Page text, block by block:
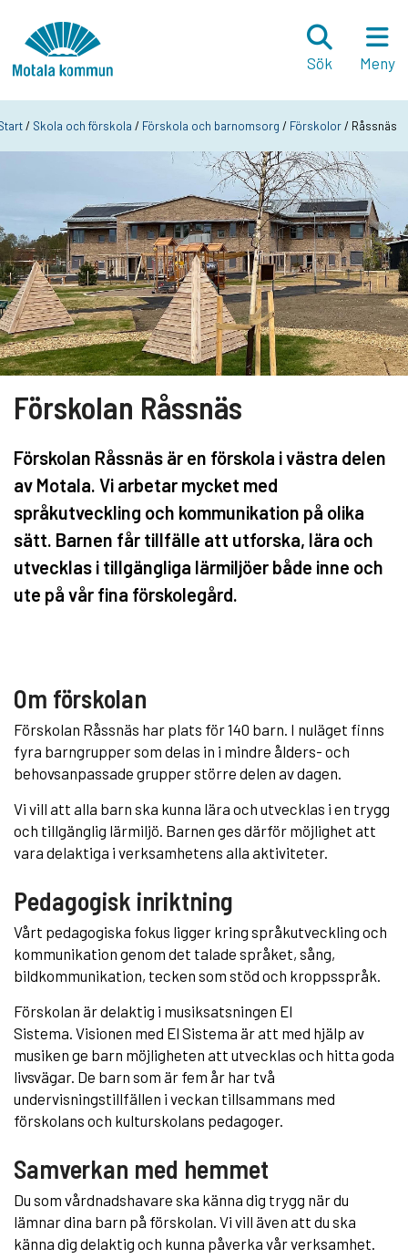
Sök
Meny
/ Skola och förskola / Förskola och barnomsorg / Förskolor/ Råssnäs
Förskolan Råssnäs
Förskolan Råssnäs är en förskola i västra delen
av Motala. Vi arbetar mycket med
språkutveckling och kommunikation på olika
sätt. Barnen får tillfälle att utforska, lära och
utvecklas i tillgängliga lärmiljöer både inne och
ute på vår fina förskolegård.
Om förskolan
Förskolan Råssnäs har plats för 140 barn. I nuläget finns
fyra barngrupper som delas in i mindre ålders- och
behovsanpassade grupper större delen av dagen.
Vi vill att alla barn ska kunna lära och utvecklas i en trygg
och tillgänglig lärmiljö. Barnen ges därför möjlighet att
vara delaktiga i verksamhetens alla aktiviteter.
Pedagogisk inriktning
Vårt pedagogiska fokus ligger kring språkutveckling och
kommunikation genom det talade språket, sång,
bildkommunikation, tecken som stöd och kroppsspråk.
Förskolan är delaktig i musiksatsningen El
Sistema. Visionen med El Sistema är att med hjälp av
musiken ge barn möjligheten att utvecklas och hitta goda
livsvägar. De barn som är fem år har två
undervisningstillfällen i veckan tillsammans med
förskolans och kulturskolans pedagoger.
Samverkan med hemmet
Du som vårdnadshavare ska känna dig trygg när du
lämnar dina barn på förskolan. Vi vill även att du ska
känna dig delaktig och kunna påverka vår verksamhet.